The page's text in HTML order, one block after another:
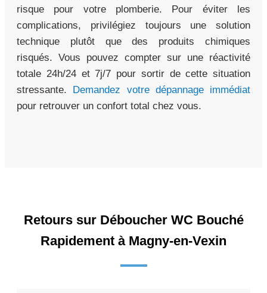
risque pour votre plomberie. Pour éviter les
complications, privilégiez toujours une solution
technique plutôt que des produits chimiques
risqués. Vous pouvez compter sur une réactivité
totale 24h/24 et 7j/7 pour sortir de cette situation
stressante. Demandez votre dépannage immédiat
pour retrouver un confort total chez vous.
Retours sur Déboucher WC Bouché
Rapidement à Magny-en-Vexin